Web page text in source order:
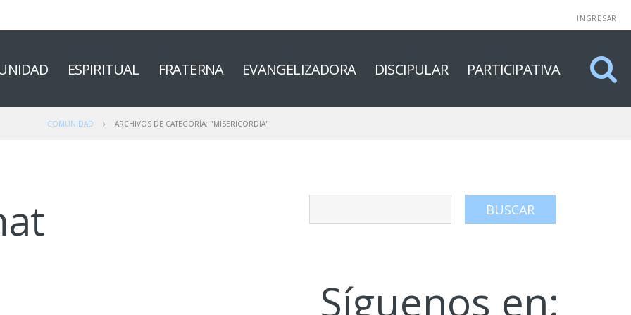
INGRESAR
ESPIRITUAL FRATERNA EVANGELIZADORA DISCIPULAR PARTICIPATIVA
COMUNIDAD ARCHIVOS DE CATEGORÍA: "MISERICORDIA"
Síguenos en: